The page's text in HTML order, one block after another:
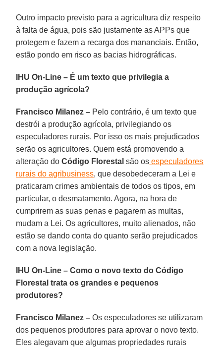
Outro impacto previsto para a agricultura diz respeito
à falta de água, pois são justamente as APPs que
protegem e fazem a recarga dos mananciais. Então,
estão pondo em risco as bacias hidrográficas.
IHU On-Line– É um texto que privilegia a
produção agrícola?
Francisco Milanez – Pelo contrário, é um texto que
destrói a produção agrícola, privilegiando os
especuladores rurais. Por isso os mais prejudicados
serão os agricultores. Quem está promovendo a
alteração doCódigo Florestal são os especuladores
rurais do agribusiness, que desobedeceram a Lei e
praticaram crimes ambientais de todos os tipos, em
particular, o desmatamento. Agora, na hora de
cumprirem as suas penas e pagarem as multas,
mudam a Lei. Os agricultores, muito alienados, não
estão se dando conta do quanto serão prejudicados
com a nova legislação.
IHU On-Line– Como o novo texto do Código
Florestal trata os grandes e pequenos
produtores?
Francisco Milanez – Os especuladores se utilizaram
dos pequenos produtores para aprovar o novo texto.
Eles alegavam que algumas propriedades rurais